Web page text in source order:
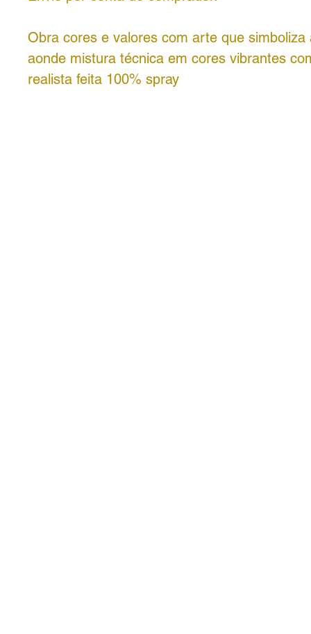
Obra cores e valores com arte que simboliza
aonde mistura técnica em cores vibrantes
realista feita 100% spray